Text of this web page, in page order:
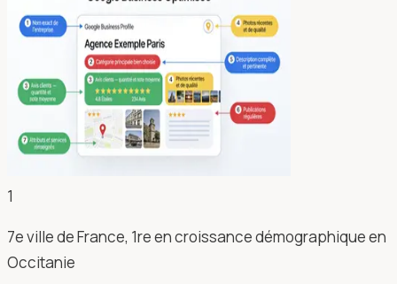
1
7e ville de France, 1re en croissance démographique en
Occitanie